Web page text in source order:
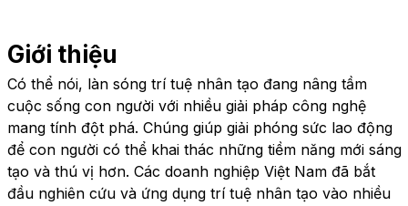
Giới thiệu
Có thể nói, làn sóng trí tuệ nhân tạo đang nâng tầm
cuộc sống con người với nhiều giải pháp công nghệ
mang tính đột phá. Chúng giúp giải phóng sức lao động
để con người có thể khai thác những tiềm năng mới sáng
tạo và thú vị hơn. Các doanh nghiệp Việt Nam đã bắt
đầu nghiên cứu và ứng dụng trí tuệ nhân tạo vào nhiều